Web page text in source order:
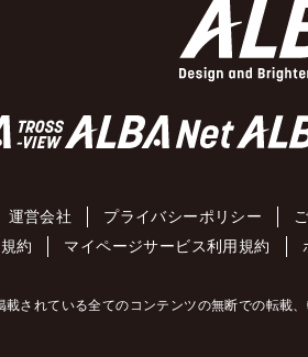
運営会社 プライバシーポリシー
約
マイページサービス利用規約
載されている全てのコンテンツの無断での転載